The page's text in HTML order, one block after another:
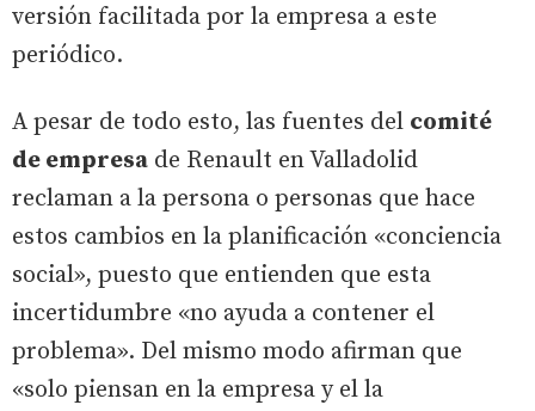
versión facilitada por la empresa a este
periódico.
A pesar de todo esto, las fuentes del comité
de empresa de Renault en Valladolid
reclaman a la persona o personas que hace
estos cambios en la planificación «conciencia
social», puesto que entienden que esta
incertidumbre «no ayuda a contener el
problema». Del mismo modo afirman que
«solo piensan en la empresa y el la